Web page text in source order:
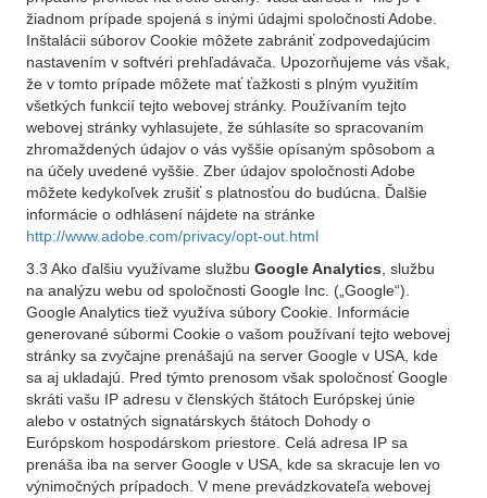
žiadnom prípade spojená s inými údajmi spoločnosti Adobe.
Inštalácii súborov Cookie môžete zabrániť zodpovedajúcim
nastavením v softvéri prehľadávača. Upozorňujeme vás však,
že v tomto prípade môžete mať ťažkosti s plným využitím
všetkých funkcií tejto webovej stránky. Používaním tejto
webovej stránky vyhlasujete, že súhlasíte so spracovaním
zhromaždených údajov o vás vyššie opísaným spôsobom a
na účely uvedené vyššie. Zber údajov spoločnosti Adobe
môžete kedykoľvek zrušiť s platnosťou do budúcna. Ďalšie
informácie o odhlásení nájdete na stránke
http://www.adobe.com/privacy/opt-out.html
3.3 Ako ďalšiu využívame službu Google Analytics , službu
na analýzu webu od spoločnosti Google Inc. („Google“).
Google Analytics tiež využíva súbory Cookie. Informácie
generované súbormi Cookie o vašom používaní tejto webovej
stránky sa zvyčajne prenášajú na server Google v USA, kde
sa aj ukladajú. Pred týmto prenosom však spoločnosť Google
skráti vašu IP adresu v členských štátoch Európskej únie
alebo v ostatných signatárskych štátoch Dohody o
Európskom hospodárskom priestore. Celá adresa IP sa
prenáša iba na server Google v USA, kde sa skracuje len vo
výnimočných prípadoch. V mene prevádzkovateľa webovej